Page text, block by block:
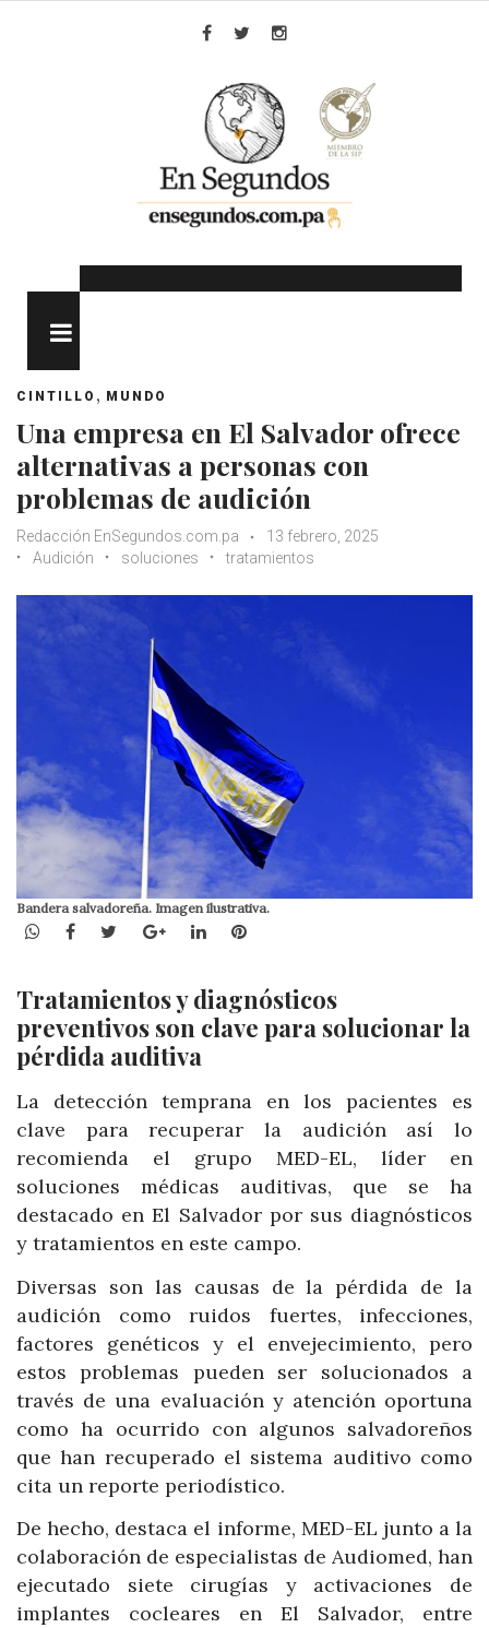
CINTILLO , MUNDO
Una empresa en El Salvador ofrece
alternativas a personas con
problemas de audición
Redacción EnSegundos.com.pa
13 febrero, 2025
Audición
soluciones tratamientos
Bandera salvadoreña. Imagen ilustrativa.
WhatsApp
Facebook
TwitterGoogle+LinkedInPinterest
Tratamientos y diagnósticos
preventivos son clave para solucionar la
pérdida auditiva
La detección temprana en los pacientes es
clave para recuperar la audición así lo
recomienda el grupo MED-EL, líder en
soluciones médicas auditivas, que se ha
destacado en El Salvador por sus diagnósticos
y tratamientos en este campo.
Diversas son las causas de la pérdida de la
audición como ruidos fuertes, infecciones,
factores genéticos y el envejecimiento, pero
estos problemas pueden ser solucionados a
través de una evaluación y atención oportuna
como ha ocurrido con algunos salvadoreños
que han recuperado el sistema auditivo como
cita un reporte periodístico.
De hecho, destaca el informe, MED-EL junto a la
colaboración de especialistas de Audiomed, han
ejecutado siete cirugías y activaciones de
implantes cocleares en El Salvador, entre